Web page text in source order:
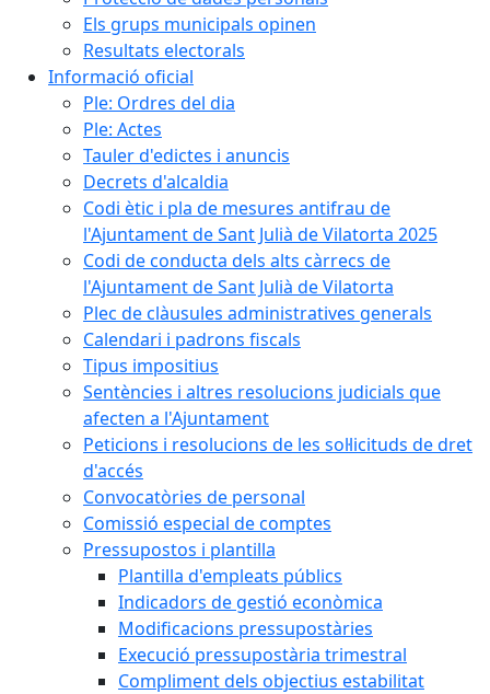
Els grups municipals opinen
Resultats electorals
Informació oficial
Ple: Ordres del dia
Ple: Actes
Tauler d'edictes i anuncis
Decrets d'alcaldia
Codi ètic i pla de mesures antifrau de
l'Ajuntament de Sant Julià de Vilatorta 2025
Codi de conducta dels alts càrrecs de
l'Ajuntament de Sant Julià de Vilatorta
Plec de clàusules administratives generals
Calendari i padrons fiscals
Tipus impositius
Sentències i altres resolucions judicials que
afecten a l'Ajuntament
Peticions i resolucions de les sol·licituds de dret
d'accés
Convocatòries de personal
Comissió especial de comptes
Pressupostos i plantilla
Plantilla d'empleats públics
Indicadors de gestió econòmica
Modificacions pressupostàries
Execució pressupostària trimestral
Compliment dels objectius estabilitat